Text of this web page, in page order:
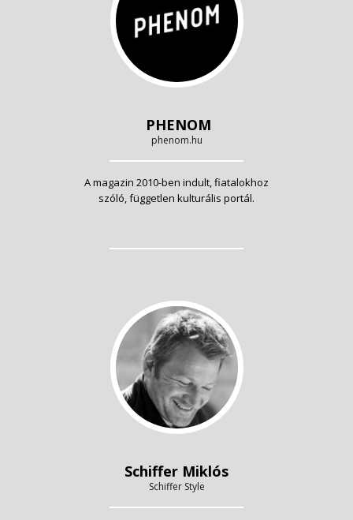
PHENOM
phenom.hu
A magazin 2010-ben indult, fiatalokhoz
szóló, független kulturális portál.
Schiffer Miklós
Schiffer Style